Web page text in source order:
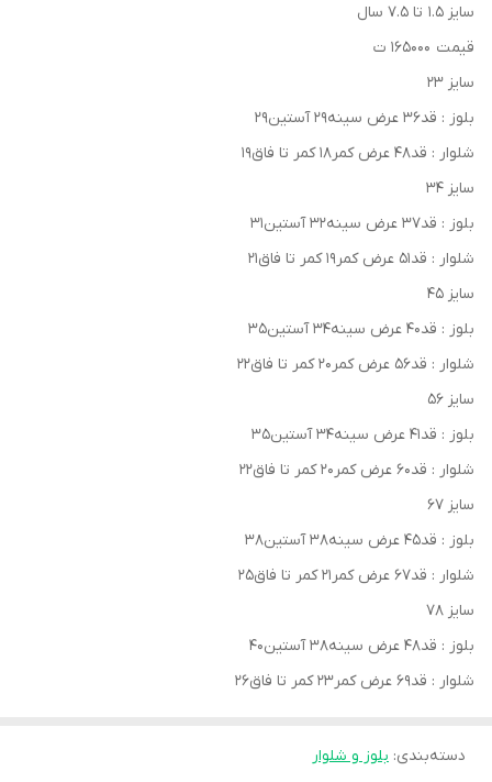
سایز ۱.۵ تا ۷.۵ سال
قیمت ۱۶۵۰۰۰ ت
سایز ۲۳
بلوز : قد۳۶ عرض سینه۲۹ آستین۲۹
شلوار : قد۴۸ عرض کمر۱۸ کمر تا فاق۱۹
سایز ۳۴
بلوز : قد۳۷ عرض سینه۳۲ آستین۳۱
شلوار : قد۵۱ عرض کمر۱۹ کمر تا فاق۲۱
سایز ۴۵
بلوز : قد۴۰ عرض سینه۳۴ آستین۳۵
شلوار : قد۵۶ عرض کمر۲۰ کمر تا فاق۲۲
سایز ۵۶
بلوز : قد۴۱ عرض سینه۳۴ آستین۳۵
شلوار : قد۶۰ عرض کمر۲۰ کمر تا فاق۲۲
سایز ۶۷
بلوز : قد۴۵ عرض سینه۳۸ آستین۳۸
شلوار : قد۶۷ عرض کمر۲۱ کمر تا فاق۲۵
سایز ۷۸
بلوز : قد۴۸ عرض سینه۳۸ آستین۴۰
شلوار : قد۶۹ عرض کمر۲۳ کمر تا فاق۲۶
دسته‌بندی: بلوز و شلوار